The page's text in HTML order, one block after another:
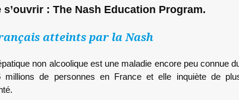
: The Nash Education Program.
atteints par la Nash
non alcoolique est une maladie encore peu connue
millions de personnes en France et elle inquiète de